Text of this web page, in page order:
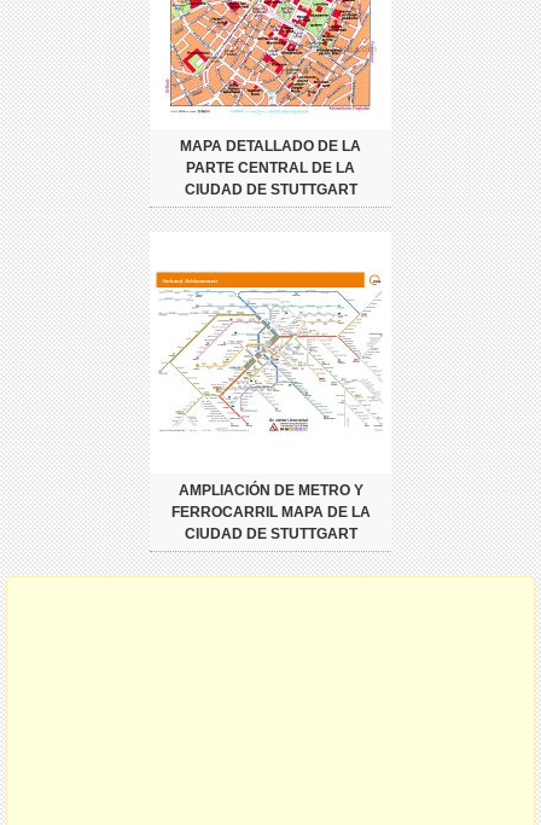
MAPA DETALLADO DE LA
PARTE CENTRAL DE LA
CIUDAD DE STUTTGART
AMPLIACIÓN DE METRO Y
FERROCARRIL MAPA DE LA
CIUDAD DE STUTTGART